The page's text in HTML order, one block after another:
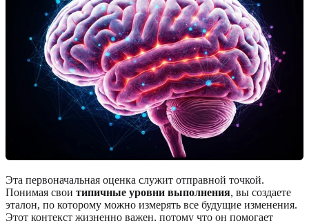
Эта первоначальная оценка служит отправной точкой.
Понимая свои типичные уровни выполнения, вы создаете
эталон, по которому можно измерять все будущие изменения.
Этот контекст жизненно важен, потому что он помогает